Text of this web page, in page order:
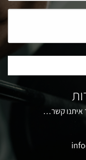
איתנו קשר…